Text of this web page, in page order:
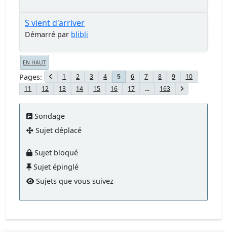
S vient d'arriver
Démarré par blibli
EN HAUT
Pages 1 2 3 4 5 6 7 8 9
10
11
12 13 14 15 16 17 ... 163
Sondage
Sujet déplacé
Sujet bloqué
Sujet épinglé
Sujets que vous suivez